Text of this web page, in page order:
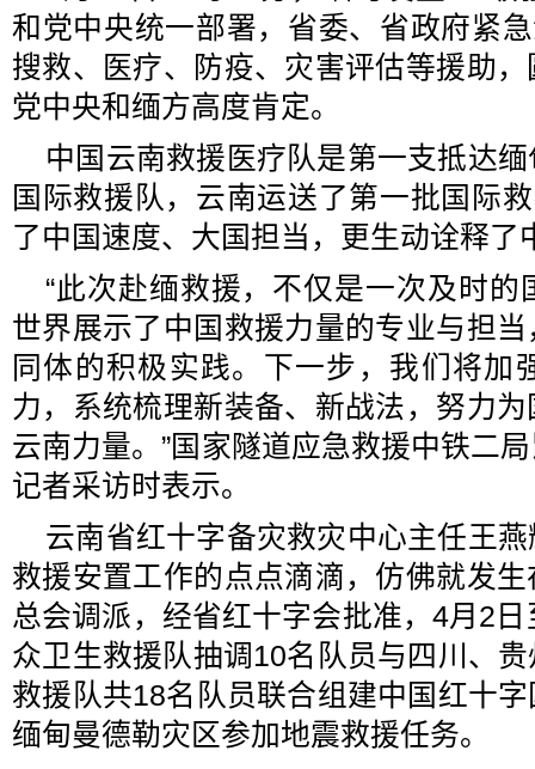
和党中央统一部署，省委、省政府紧
搜救、医疗、防疫、灾害评估等援助
党中央和缅方高度肯定。
中国云南救援医疗队是第一支抵达
国际救援队，云南运送了第一批国际
了中国速度、大国担当，更生动诠释了
“此次赴缅救援，不仅是一次及时
世界展示了中国救援力量的专业与担
同体的积极实践。下一步，我们将加
力，系统梳理新装备、新战法，努力
云南力量。”国家隧道应急救援中铁二
记者采访时表示。
云南省红十字备灾救灾中心主任王
救援安置工作的点点滴滴，仿佛就发
总会调派，经省红十字会批准，4月2
众卫生救援队抽调10名队员与四川、
救援队共18名队员联合组建中国红十
缅甸曼德勒灾区参加地震救援任务。